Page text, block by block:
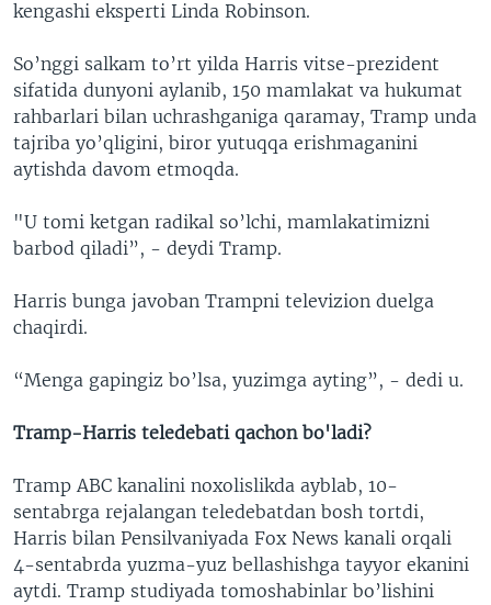
kengashi eksperti Linda Robinson.
So’nggi salkam to’rt yilda Harris vitse-prezident
sifatida dunyoni aylanib, 150 mamlakat va hukumat
rahbarlari bilan uchrashganiga qaramay, Tramp unda
tajriba yo’qligini, biror yutuqqa erishmaganini
aytishda davom etmoqda.
"U tomi ketgan radikal so’lchi, mamlakatimizni
barbod qiladi”, - deydi Tramp.
Harris bunga javoban Trampni televizion duelga
chaqirdi.
“Menga gapingiz bo’lsa, yuzimga ayting”, - dedi u.
Tramp-Harris teledebati qachon bo'ladi?
Tramp ABC kanalini noxolislikda ayblab, 10-
sentabrga rejalangan teledebatdan bosh tortdi,
Harris bilan Pensilvaniyada Fox News kanali orqali
4-sentabrda yuzma-yuz bellashishga tayyor ekanini
aytdi. Tramp studiyada tomoshabinlar bo’lishini